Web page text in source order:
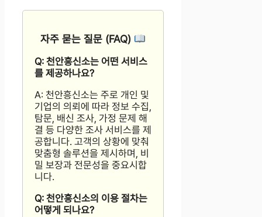
자주 묻는 질문 (FAQ)
Q: 천안흥신소는 어떤 서비스
를 제공하나요?
A: 천안흥신소는 주로 개인 및
기업의 의뢰에 따라 정보 수집,
탐문, 배신 조사, 가정 문제 해
결 등 다양한 조사 서비스를 제
공합니다. 고객의 상황에 맞춰
맞춤형 솔루션을 제시하며, 비
밀 보장과 전문성을 중요시합
니다.
Q: 천안흥신소의 이용 절차는
어떻게 되나요?